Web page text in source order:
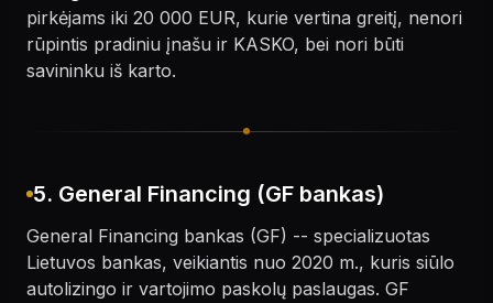
pirkėjams iki 20 000 EUR, kurie vertina greitį, nenori
rūpintis pradiniu įnašu ir KASKO, bei nori būti
savininku iš karto.
5. General Financing (GF bankas)
General Financing bankas (GF) -- specializuotas
Lietuvos bankas, veikiantis nuo 2020 m., kuris siūlo
autolizingo ir vartojimo paskolų paslaugas. GF